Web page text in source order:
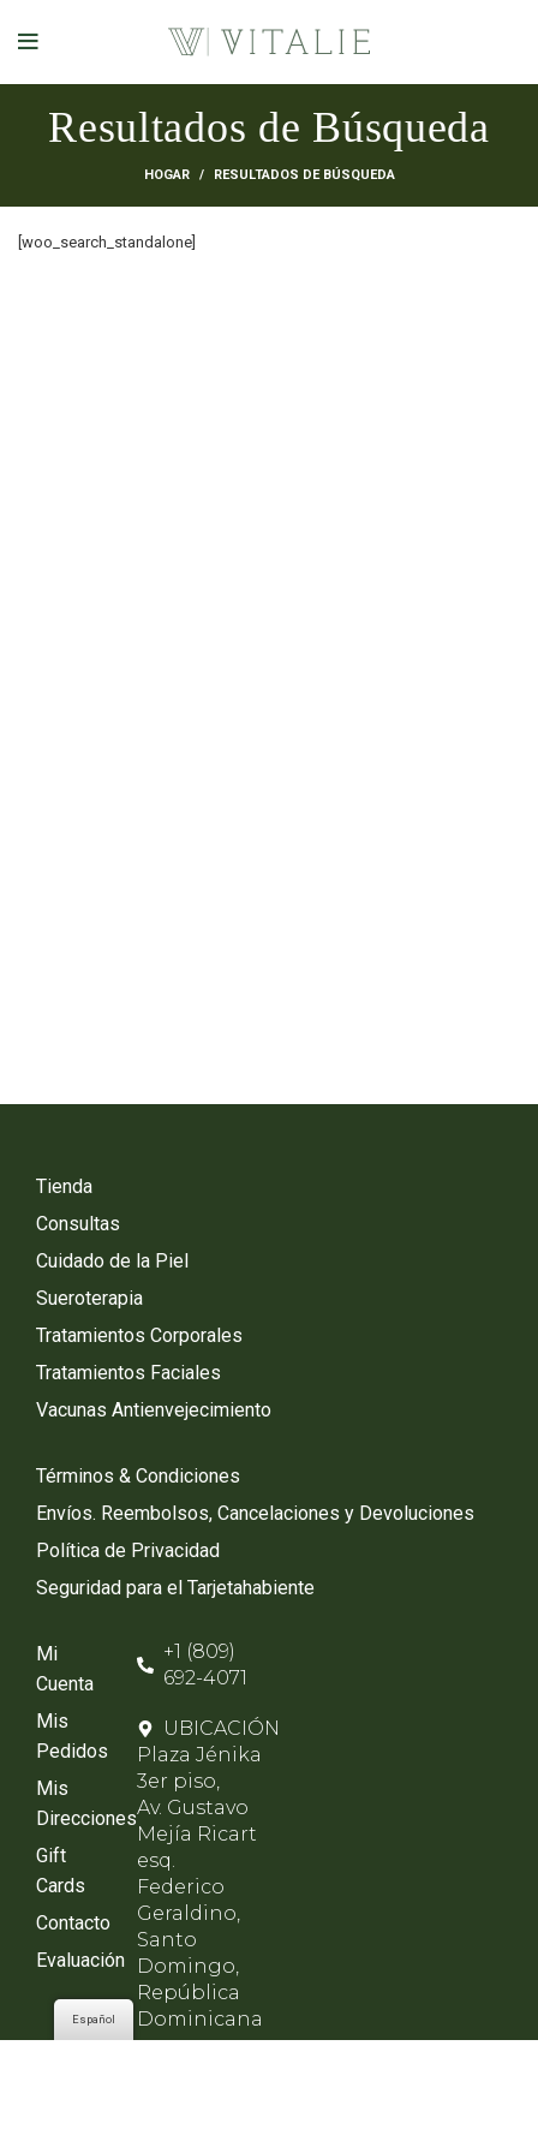
Resultados de Búsqueda
HOGAR RESULTADOS DE BÚSQUEDA
[woo_search_standalone]
Tienda
Consultas
Cuidado de la Piel
Sueroterapia
Tratamientos Corporales
Tratamientos Faciales
Vacunas Antienvejecimiento
Términos & Condiciones
Envíos. Reembolsos, Cancelaciones y Devoluciones
Política de Privacidad
Seguridad para el Tarjetahabiente
Mi
Cuenta
Mis
Pedidos
Mis
Direcciones
Gift
Cards
Contacto
Evaluación
+1 (809)
692-4071
UBICACIÓN
Plaza Jénika
3er piso,
Av. Gustavo
Mejía Ricart
esq.
Federico
Geraldino,
Santo
Domingo,
República
Dominicana
Español